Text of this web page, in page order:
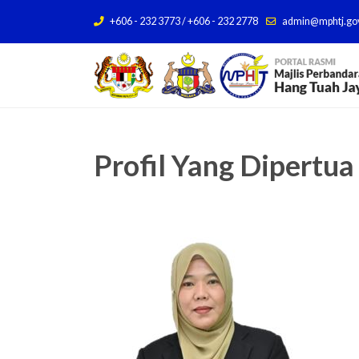
+606 - 232 3773 / +606 - 232 2778
Profil Yang Dipertua